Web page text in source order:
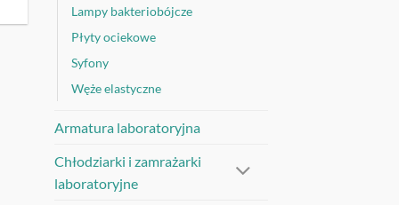
Lampy bakteriobójcze
Płyty ociekowe
Syfony
Węże elastyczne
Armatura laboratoryjna
Chłodziarki i zamrażarki
laboratoryjne